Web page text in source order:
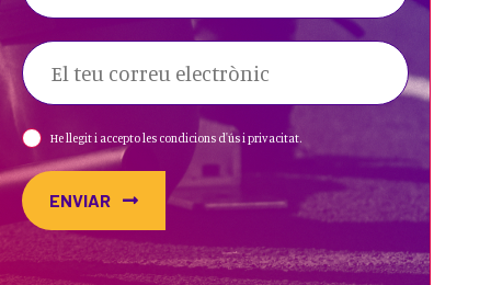
He llegit i accepto les condicions d'ús i privacitat.
ENVIAR